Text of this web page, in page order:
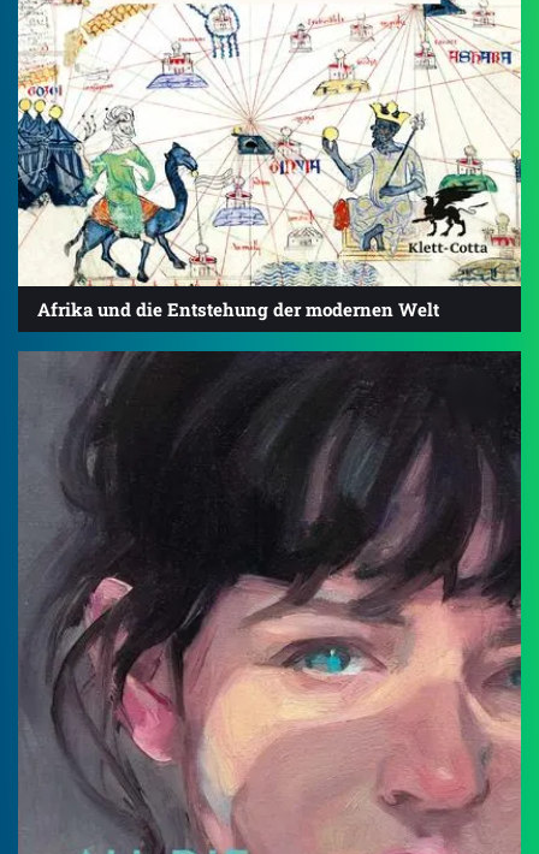
Afrika und die Entstehung der modernen Welt